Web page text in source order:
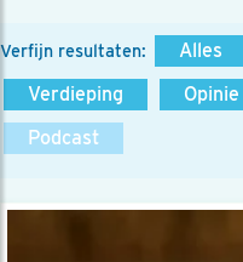
Verfijn resultaten: Alles
Verdieping
Opinie
Podcast